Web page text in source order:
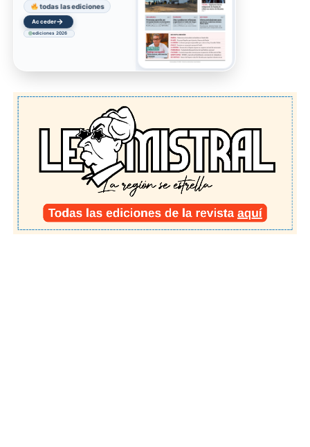
todas las ediciones
Acceder→
ediciones 2026